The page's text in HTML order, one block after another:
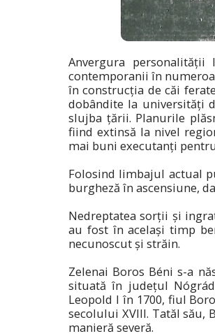
Anvergura
contemporanii în
în construcția de căi
dobândite la universități
slujba țării. Planurile
fiind extinsă la nivel
mai buni executanți
Folosind limbajul actual
burgheză în ascensiune,
Nedreptatea sorții și
au fost în același timp
necunoscut și străin.
Zelenai Boros Béni s-a
situată în județul
Leopold I în 1700, fiul
secolului XVIII. Tatăl său,
manieră severă.